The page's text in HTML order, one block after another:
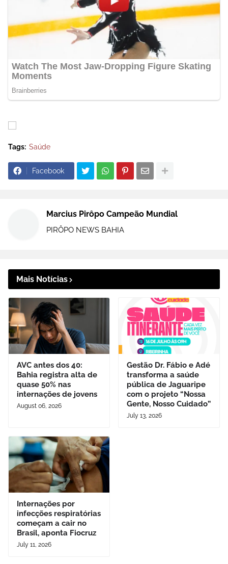
Tags: Saúde
Facebook
Marcius Pirôpo Campeão Mundial
PIRÔPO NEWS BAHIA
Mais Notícias
AVC antes dos 40:
Bahia registra alta de
quase 50% nas
internações de jovens
August 06, 2026
Gestão Dr. Fábio e Adé
transforma a saúde
pública de Jaguaripe
com o projeto “Nossa
Gente, Nosso Cuidado”
July 13, 2026
Internações por
infecções respiratórias
começam a cair no
Brasil, aponta Fiocruz
July 11, 2026